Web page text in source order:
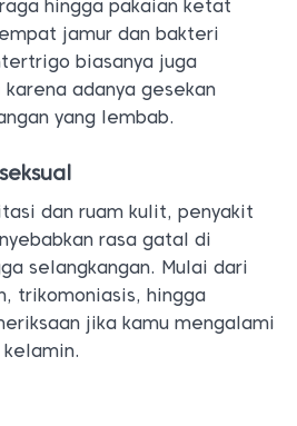
hingga pakaian ketat
jamur dan bakteri
biasanya juga
adanya gesekan
yang lembab.
dan ruam kulit, penyakit
rasa gatal di
selangkangan. Mulai dari
trikomoniasis, hingga
jika kamu mengalami